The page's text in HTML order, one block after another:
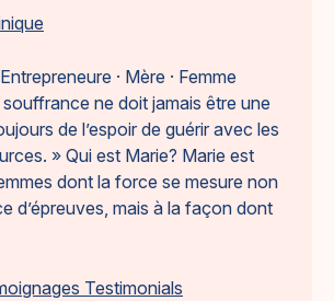
· Mère · Femme
ne doit jamais être une
de l’espoir de guérir avec les
» Qui est Marie? Marie est
dont la force se mesure non
d’épreuves, mais à la façon dont
Testimonials